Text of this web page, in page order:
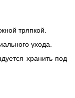
тряпкой.
ухода.
хранить под